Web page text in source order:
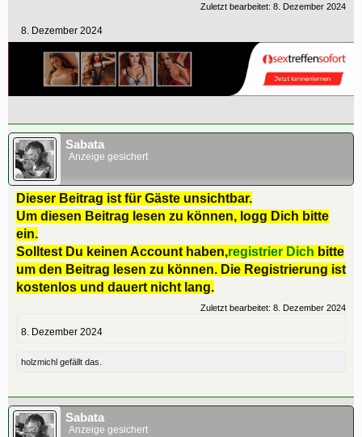
Zuletzt bearbeitet: 8. Dezember 2024
8. Dezember 2024
Sabata
Anzeige gesichert
Dieser Beitrag ist für Gäste unsichtbar.
Um diesen Beitrag lesen zu können, logg Dich bitte
ein.
Solltest Du keinen Account haben,registrier Dich bitte
um den Beitrag lesen zu können. Die Registrierung ist
kostenlos und dauert nicht lang.
Zuletzt bearbeitet: 8. Dezember 2024
8. Dezember 2024
holzmichl gefällt das.
Sabata
Anzeige gesichert